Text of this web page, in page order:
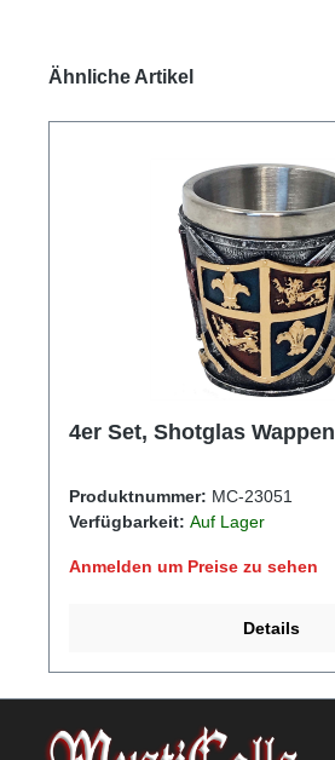
Produktgalerie überspringen
Ähnliche Artikel
4er Set, Shotglas Wappen
Produktnummer: MC-23051
Verfügbarkeit: Auf Lager
Anmelden um Preise zu sehen
Details